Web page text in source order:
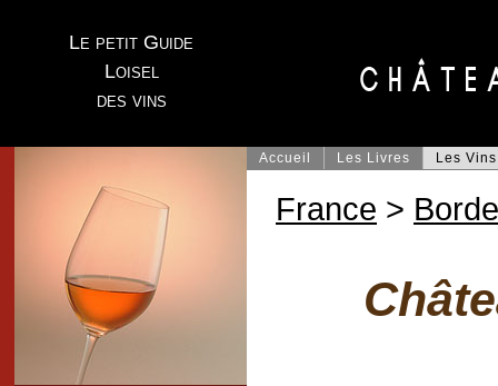
Le petit Guide
Loisel
des vins
Accueil Les Livres Les Vins
France >